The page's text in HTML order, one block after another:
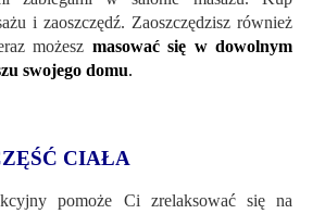
i zaoszczędź. Zaoszczędzisz również
możesz masować się w dowolnym
swojego domu.
CIAŁA
pomoże Ci zrelaksować się na